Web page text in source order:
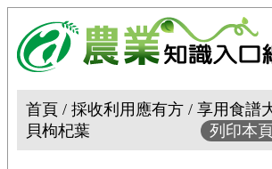
首頁 / 採收利用應有方 / 享用食譜
貝枸杞葉
列印本頁